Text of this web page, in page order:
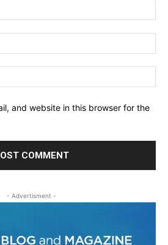
and website in this browser for the
- Advertisment -